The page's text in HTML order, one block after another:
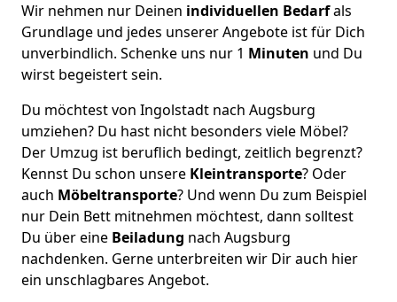
Wir nehmen nur Deinen individuellen Bedarfals
Grundlage und jedes unserer Angebote ist für Dich
unverbindlich. Schenke uns nur 1 Minuten und Du
wirst begeistert sein.
Du möchtest von Ingolstadt nach Augsburg
umziehen? Du hast nicht besonders viele Möbel?
Der Umzug ist beruflich bedingt, zeitlich begrenzt?
Kennst Du schon unsere Kleintransporte? Oder
auch Möbeltransporte? Und wenn Du zum Beispiel
nur Dein Bett mitnehmen möchtest, dann solltest
Du über eine Beiladung nach Augsburg
nachdenken. Gerne unterbreiten wir Dir auch hier
ein unschlagbares Angebot.